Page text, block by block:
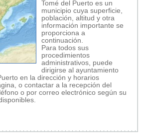
Tomé del Puerto es un
municipio cuya superficie,
población, altitud y otra
información importante se
proporciona a
continuación.
Para todos sus
procedimientos
administrativos, puede
dirigirse al ayuntamiento
en la dirección y horarios
o contactar a la recepción del
o por correo electrónico según su